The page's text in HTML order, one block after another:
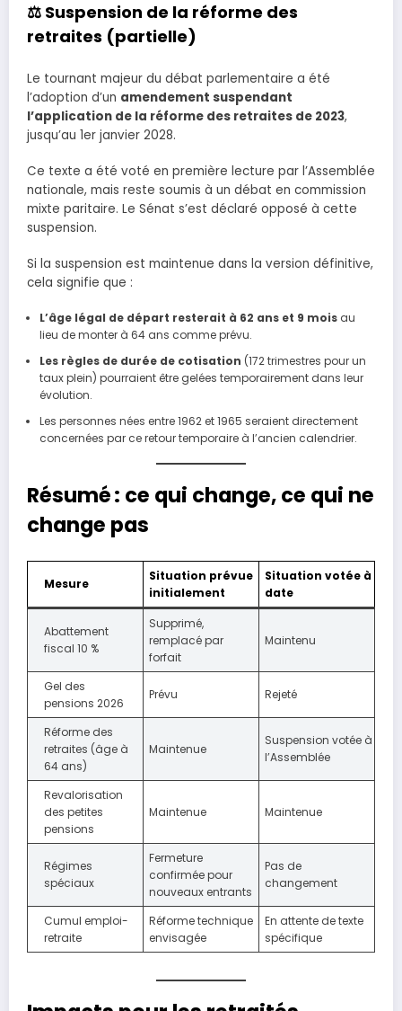
⚖️ Suspension de la réforme des
retraites (partielle)
Le tournant majeur du débat parlementaire a été
l’adoption d’un amendement suspendant
l’application de la réforme des retraites de 2023,
jusqu’au 1er janvier 2028.
Ce texte a été voté en première lecture par l’Assemblée
nationale, mais reste soumis à un débat en commission
mixte paritaire. Le Sénat s’est déclaré opposé à cette
suspension.
Si la suspension est maintenue dans la version définitive,
cela signifie que :
L’âge légal de départ resterait à 62 ans et 9 moisau
lieu de monter à 64 ans comme prévu.
Les règles de durée de cotisation (172 trimestres pour un
taux plein) pourraient être gelées temporairement dans leur
évolution.
Les personnes nées entre 1962 et 1965 seraient directement
concernées par ce retour temporaire à l’ancien calendrier.
Résumé : ce qui change, ce qui ne
change pas
Mesure
Situation prévue
initialement
Situation votée à
date
Abattement
fiscal 10 %
Supprimé,
remplacé par
forfait
Maintenu
Gel des
pensions 2026
Prévu Rejeté
Réforme des
retraites (âge à
64 ans)
Maintenue
Suspension votée à
l’Assemblée
Revalorisation
des petites
pensions
Maintenue Maintenue
Régimes
spéciaux
Fermeture
confirmée pour
nouveaux entrants
Pas de
changement
Cumul emploi-
retraite
Réforme technique
envisagée
En attente de texte
spécifique